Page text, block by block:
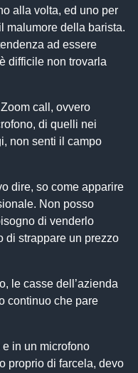
alla volta, ed uno per
malumore della barista.
ad essere
difficile non trovarla
call, ovvero
di quelli nei
non senti il campo
dire, so come apparire
Non posso
di venderlo
di strappare un prezzo
le casse dell’azienda
continuo che pare
in un microfono
proprio di farcela, devo